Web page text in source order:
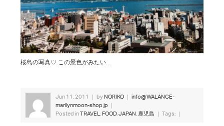
桜島の写真♡ この景色がみたい…
Jun 11, 2011 ｜ byNORIKO ｜info@WALANCE-
marilynmoon-shop.jp ｜
Posted inTRAVEL,FOOD,JAPAN, 鹿児島 ｜ Tags: ｜